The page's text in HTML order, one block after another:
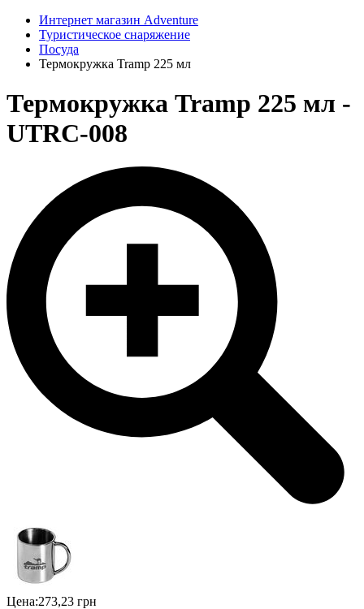
Интернет магазин Adventure
Туристическое снаряжение
Посуда
Термокружка Tramp 225 мл
Термокружка Tramp 225 мл -
UTRC-008
Цена:273,23 грн